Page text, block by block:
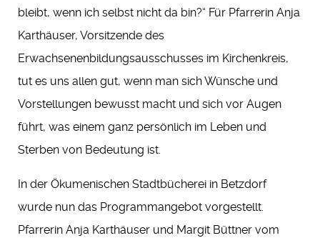
bleibt, wenn ich selbst nicht da bin?“ Für Pfarrerin Anja
Karthäuser, Vorsitzende des
Erwachsenenbildungsausschusses im Kirchenkreis,
tut es uns allen gut, wenn man sich Wünsche und
Vorstellungen bewusst macht und sich vor Augen
führt, was einem ganz persönlich im Leben und
Sterben von Bedeutung ist.
In der Ökumenischen Stadtbücherei in Betzdorf
wurde nun das Programmangebot vorgestellt.
Pfarrerin Anja Karthäuser und Margit Büttner vom